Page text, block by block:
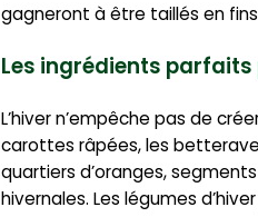
gagneront à être taillés en
Les ingrédients parfaits
L’hiver n’empêche pas de
carottes râpées, les
quartiers d’oranges,
hivernales. Les légumes